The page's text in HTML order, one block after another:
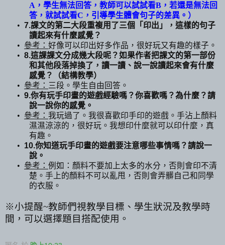
A ，學生無法回答，教師可以試試看B ，若還是無法回
答，就試試看C ，引導學生體會句子的差異。 ）
• 7.課文的第二大段重複用了三個「印出」，這樣的句子
讀起來有什麼感覺？
• 參考： 好像可以印出好多作品，很好玩又有趣的樣子。
• 8.這課課文分成幾大段呢？如果作者把課文的第一部份
和其他段落掉換了，讀一讀、說一說讀起來會有什麼
感覺？（結構教學）
• 參考： 三段。學生自由回答。
• 9.你有玩手印畫的遊戲經驗嗎？你喜歡嗎？為什麼？請
說一說你的感覺。
• 參考： 我玩過了。我很喜歡印手印的遊戲。手沾上顏料
濕濕涼涼的，很好玩。我想印什麼就可以印什麼，真
有趣。
• 10.你知道玩手印畫的遊戲要注意哪些事情嗎？請說一
說。
• 參考： 例如：顏料不要加上太多的水分，否則會印不清
楚。手上的顏料不可以亂甩，否則會弄髒自己和同學
的衣服。
※小提醒~教師們視教學目標、學生狀況及教學時
間，可以選擇題目搭配使用。